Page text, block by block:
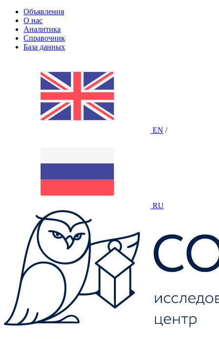
Объявления
О нас
Аналитика
Справочник
База данных
EN /
RU